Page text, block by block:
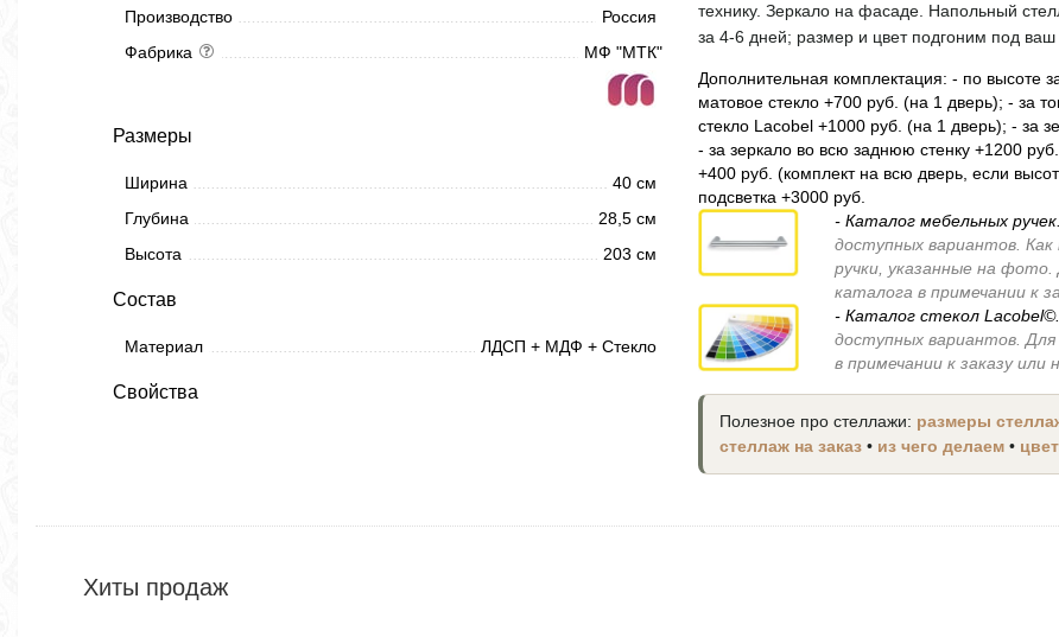
Производство
Россия
Фабрика
МФ "МТК"
Размеры
Ширина
40 см
Глубина
28,5 см
Высота
203 см
Состав
Материал ЛДСП + МДФ + Стекло
Свойства
технику. Зеркало на фасаде. Напольный
за 4-6 дней; размер и цвет подгоним под ваш
Дополнительная комплектация: - по высоте
матовое стекло +700 руб. (на 1 дверь); - за
стекло Lacobel +1000 руб. (на 1 дверь); - за
- за зеркало во всю заднюю стенку +1200
+400 руб. (комплект на всю дверь, если
подсветка +3000 руб.
- Каталог мебельных
доступных вариантов.
ручки, указанные на
каталога в примечании к
- Каталог стекол
доступных вариантов.
в примечании к заказу
Полезное про стеллажи: размеры
стеллаж на заказ • из чего делаем •
Хиты продаж